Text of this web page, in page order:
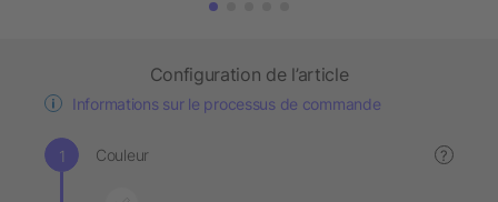
Configuration de l’article
Informations sur le processus de commande
Couleur ?